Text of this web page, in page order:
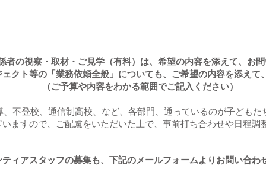
の視察・取材・ご見学（有料）は、希望の内容を添えて、お問
クト等の「業務依頼全般」についても、ご希望の内容を添えて
（ご予算や内容をわかる範囲でご記入ください）
不登校、通信制高校、など、各部門、通っているのが子どもた
ますので、ご配慮をいただいた上で、事前打ち合わせや日程調
ィアスタッフの募集も、下記のメールフォームよりお問い合わ